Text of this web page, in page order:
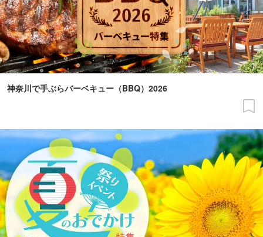
神奈川で手ぶらバーベキュー（BBQ）2026